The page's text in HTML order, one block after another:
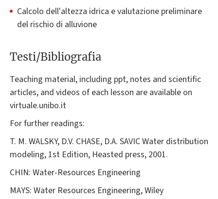
Calcolo dell'altezza idrica e valutazione preliminare
del rischio di alluvione
Testi/Bibliografia
Teaching material, including ppt, notes and scientific
articles, and videos of each lesson are available on
virtuale.unibo.it
For further readings:
T. M. WALSKY, D.V. CHASE, D.A. SAVIC Water distribution
modeling, 1st Edition, Heasted press, 2001.
CHIN: Water-Resources Engineering
MAYS: Water Resources Engineering, Wiley